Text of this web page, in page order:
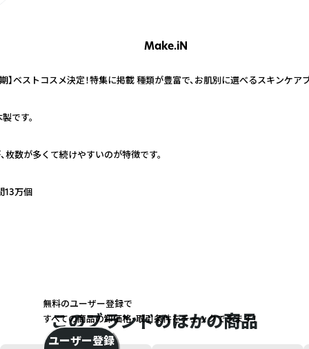
Make.iN
ベストコスメ決定！特集に掲載 種類が豊富で、お肌別に選べるスキンケア
です。
枚数が多くて続けやすいのが特徴です。
13万個
このブランドのほかの商品
無料のユーザー登録で
すべての商品の卸価格・取引条件をチェックできます！
ユーザー登録